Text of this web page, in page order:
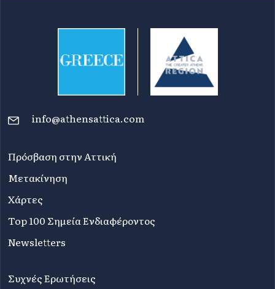
info@athensattica.com
Πρόσβαση στην Αττική
Μετακίνηση
Χάρτες
Top 100 Σημεία Ενδιαφέροντος
Newsletters
Συχνές Ερωτήσεις